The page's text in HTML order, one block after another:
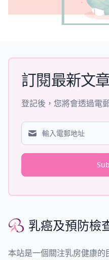
訂閱最新文
登記後，您將會透過電
乳癌及預防檢查資
乳癌及預防檢
本站是一個關注乳房健康